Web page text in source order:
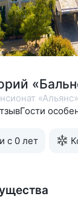
«Альянс»
Гости
с 0 лет